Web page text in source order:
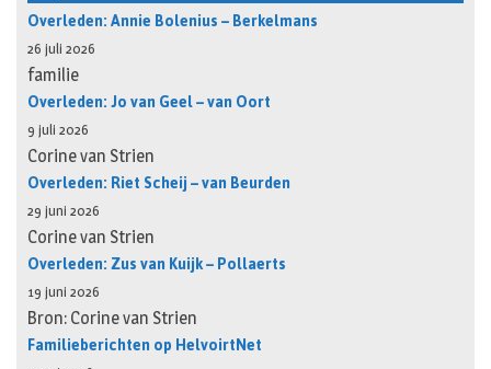
Overleden: Annie Bolenius – Berkelmans
26 juli 2026
familie
Overleden: Jo van Geel – van Oort
9 juli 2026
Corine van Strien
Overleden: Riet Scheij – van Beurden
29 juni 2026
Corine van Strien
Overleden: Zus van Kuijk – Pollaerts
19 juni 2026
Bron: Corine van Strien
Familieberichten op HelvoirtNet